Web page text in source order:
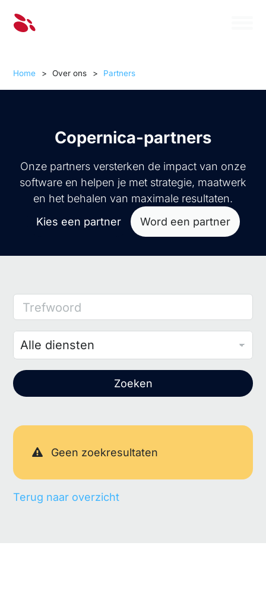
Home > Over ons > Partners
Copernica-partners
Onze partners versterken de impact van onze
software en helpen je met strategie, maatwerk
en het behalen van maximale resultaten.
Kies een partner
Word een partner
Trefwoord
Zoeken
Geen zoekresultaten
Terug naar overzicht